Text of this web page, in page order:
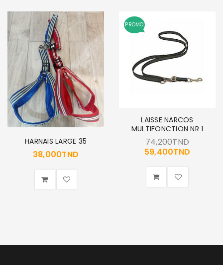
HARNAIS LARGE 35
38,000TND
PROMO
LAISSE NARCOS
MULTIFONCTION NR 1
74,200TND
59,400TND